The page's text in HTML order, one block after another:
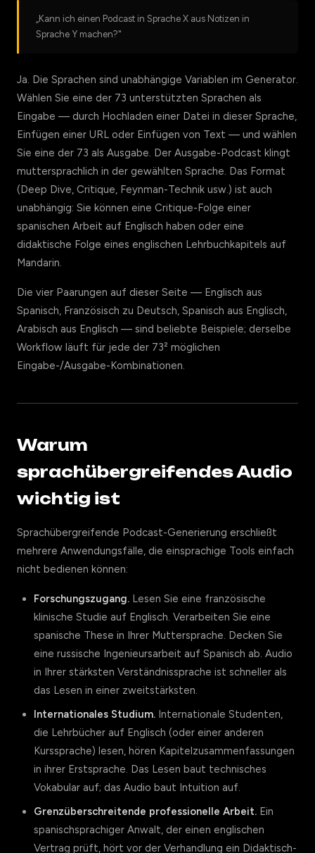
„Kann ich einen Podcast in Sprache X aus Notizen in
Sprache Y machen?"
Ja. Die Sprachen sind unabhängige Variablen im Generator.
Wählen Sie eine der 73 unterstützten Sprachen als
Eingabe — durch Hochladen einer Datei in dieser Sprache,
Einfügen einer URL oder Einfügen von Text — und wählen
Sie eine der 73 als Ausgabe. Der Ausgabe-Podcast klingt
muttersprachlich in der gewählten Sprache. Das Format
(Deep Dive, Critique, Feynman-Technik usw.) ist auch
unabhängig: Sie können eine Critique-Folge einer
spanischen Arbeit auf Englisch haben oder eine
didaktische Folge eines englischen Lehrbuchkapitels auf
Mandarin.
Die vier Paarungen auf dieser Seite — Englisch aus
Spanisch, Französisch zu Deutsch, Spanisch aus Englisch,
Arabisch aus Englisch — sind beliebte Beispiele; derselbe
Workflow läuft für jede der 73² möglichen
Eingabe-/Ausgabe-Kombinationen.
Warum
sprachübergreifendes Audio
wichtig ist
Sprachübergreifende Podcast-Generierung erschließt
mehrere Anwendungsfälle, die einsprachige Tools einfach
nicht bedienen können:
Forschungszugang. Lesen Sie eine französische
klinische Studie auf Englisch. Verarbeiten Sie eine
spanische These in Ihrer Muttersprache. Decken Sie
eine russische Ingenieursarbeit auf Spanisch ab. Audio
in Ihrer stärksten Verständnissprache ist schneller als
das Lesen in einer zweitstärksten.
Internationales Studium. Internationale Studenten,
die Lehrbücher auf Englisch (oder einer anderen
Kurssprache) lesen, hören Kapitelzusammenfassungen
in ihrer Erstsprache. Das Lesen baut technisches
Vokabular auf; das Audio baut Intuition auf.
Grenzüberschreitende professionelle Arbeit. Ein
spanischsprachiger Anwalt, der einen englischen
Vertrag prüft, hört vor der Verhandlung ein Didaktisch-